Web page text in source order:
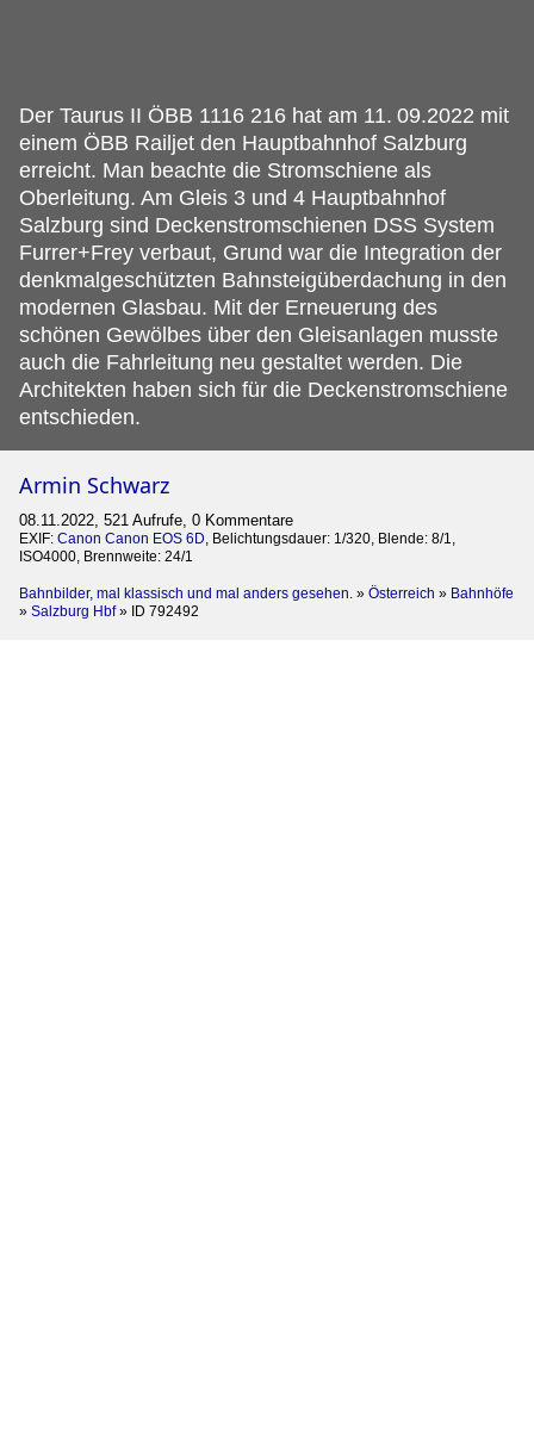
Der Taurus II ÖBB 1116 216 hat am 11. 09.2022 mit
einem ÖBB Railjet den Hauptbahnhof Salzburg
erreicht. Man beachte die Stromschiene als
Oberleitung. Am Gleis 3 und 4 Hauptbahnhof
Salzburg sind Deckenstromschienen DSS System
Furrer+Frey verbaut, Grund war die Integration der
denkmalgeschützten Bahnsteigüberdachung in den
modernen Glasbau. Mit der Erneuerung des
schönen Gewölbes über den Gleisanlagen musste
auch die Fahrleitung neu gestaltet werden. Die
Architekten haben sich für die Deckenstromschiene
entschieden.
Armin Schwarz
08.11.2022, 521 Aufrufe, 0 Kommentare
EXIF: Canon Canon EOS 6D, Belichtungsdauer: 1/320, Blende: 8/1,
ISO4000, Brennweite: 24/1
Bahnbilder, mal klassisch und mal anders gesehen. » Österreich » Bahnhöfe
» Salzburg Hbf» ID 792492